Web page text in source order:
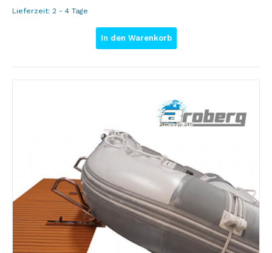
Lieferzeit: 2 - 4 Tage
In den Warenkorb